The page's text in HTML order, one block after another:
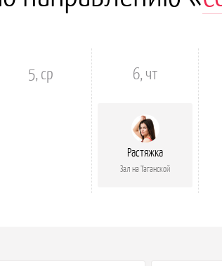
5, ср 6, чт
Растяжка
Зал на Таганской